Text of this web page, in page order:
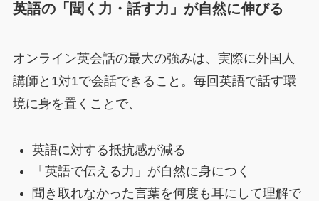
英語の「聞く力・話す力」が自然に伸びる
オンライン英会話の最大の強みは、実際に外国人
講師と1対1で会話できること。毎回英語で話す環
境に身を置くことで、
英語に対する抵抗感が減る
「英語で伝える力」が自然に身につく
聞き取れなかった言葉を何度も耳にして理解で